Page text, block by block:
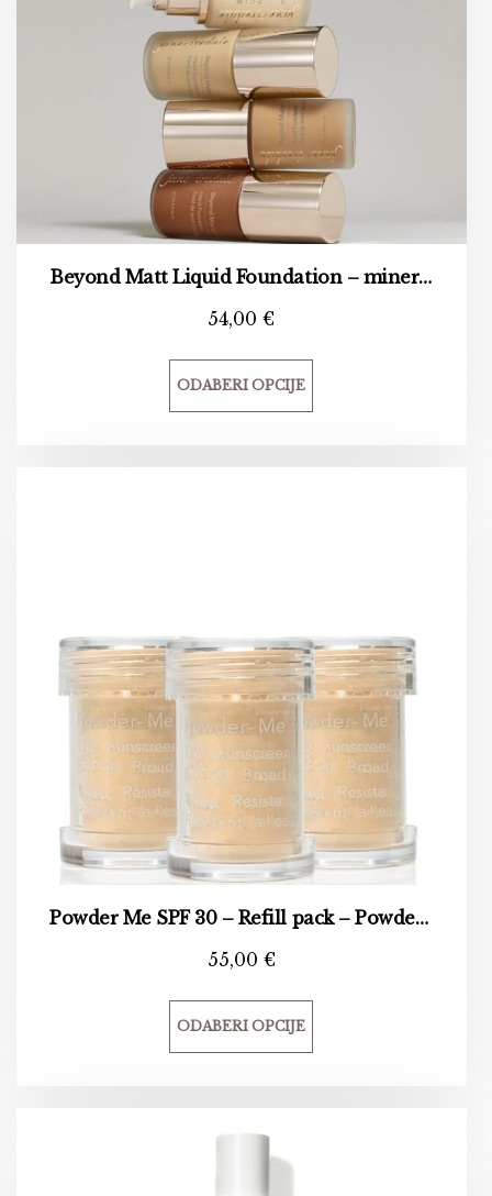
Beyond Matt Liquid Foundation – mineralni tekući puder matirajućeg efekta
54,00€
ODABERI OPCIJE
Powder Me SPF 30 – Refill pack – Powder me refill (3kom)
55,00 €
ODABERI OPCIJE